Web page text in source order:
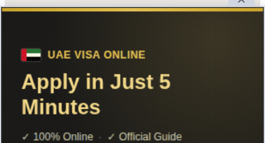
Главная
Поиск
Авторы
Реклама
Вход
Добавить рецепт